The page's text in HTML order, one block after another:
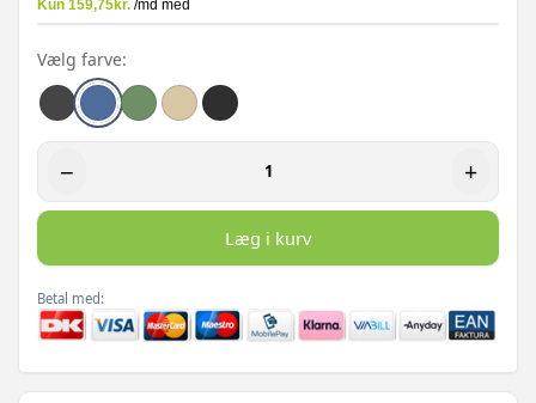
Vælg farve:
− +
Læg i kurv
Betal med: